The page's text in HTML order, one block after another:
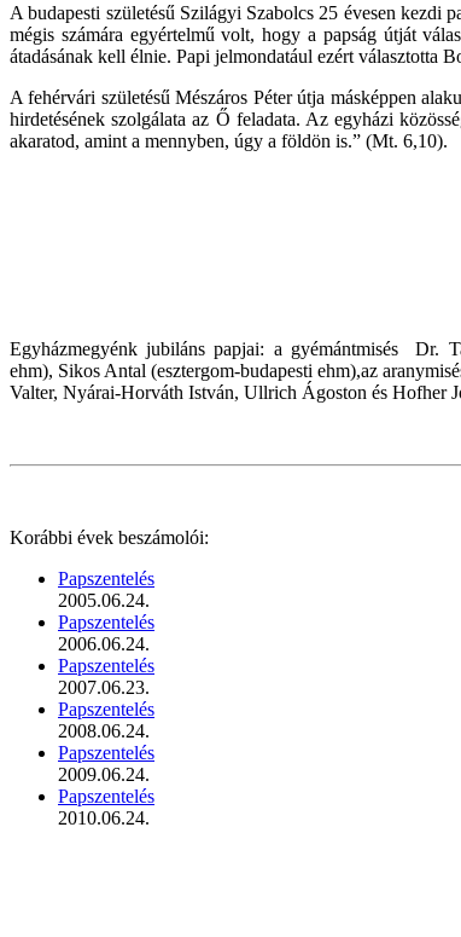
A budapesti születésű Szilágyi Szabolcs 25 évesen kezdi
mégis számára egyértelmű volt, hogy a papság útját
átadásának kell élnie. Papi jelmondatául ezért választotta
A fehérvári születésű Mészáros Péter útja másképpen
hirdetésének szolgálata az Ő feladata. Az egyházi
akaratod, amint a mennyben, úgy a földön is.” (Mt. 6,10).
Egyházmegyénk jubiláns papjai: a gyémántmisés Dr.
ehm), Sikos Antal (esztergom-budapesti ehm),az
Valter, Nyárai-Horváth István, Ullrich Ágoston és Hofher
Korábbi évek beszámolói:
Papszentelés
2005.06.24.
Papszentelés
2006.06.24.
Papszentelés
2007.06.23.
Papszentelés
2008.06.24.
Papszentelés
2009.06.24.
Papszentelés
2010.06.24.